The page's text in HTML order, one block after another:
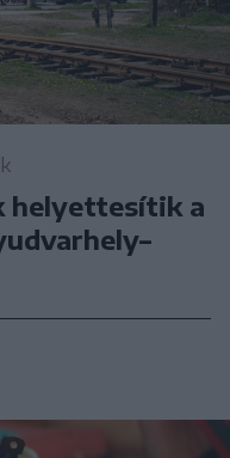
helyettesítik a